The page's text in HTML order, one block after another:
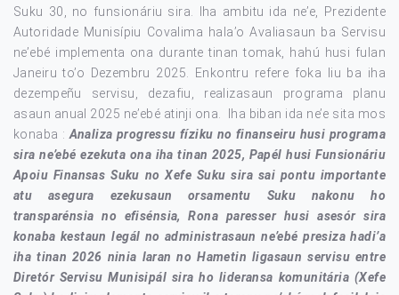
Suku 30, no funsionáriu sira. Iha ambitu ida ne’e, Prezidente
Autoridade Munisípiu Covalima hala’o Avaliasaun ba Servisu
ne’ebé implementa ona durante tinan tomak, hahú husi fulan
Janeiru to’o Dezembru 2025. Enkontru refere foka liu ba iha
dezempeñu servisu, dezafiu, realizasaun programa planu
asaun anual 2025 ne’ebé atinji ona. Iha biban ida ne’e sita mos
konaba :Analiza progressu fíziku no finanseiru husi programa
sira ne’ebé ezekuta ona iha tinan 2025, Papél husi Funsionáriu
Apoiu Finansas Suku no Xefe Suku sira sai pontu importante
atu asegura ezekusaun orsamentu Suku nakonu ho
transparénsia no efisénsia, Rona paresser husi asesór sira
konaba kestaun legál no administrasaun ne’ebé presiza hadi’a
iha tinan 2026 ninia laran no Hametin ligasaun servisu entre
Diretór Servisu Munisipál sira ho lideransa komunitária (Xefe